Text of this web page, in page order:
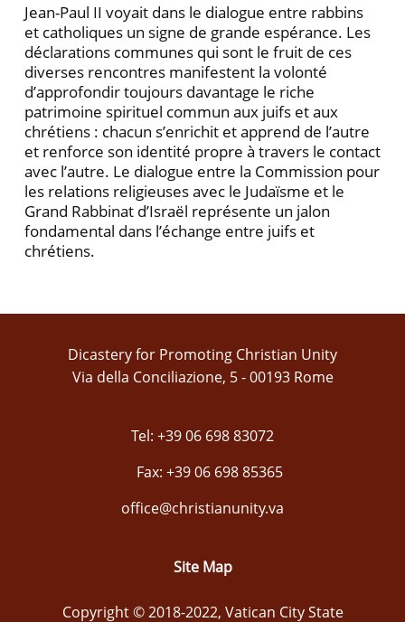
Jean-Paul II voyait dans le dialogue entre rabbins
et catholiques un signe de grande espérance. Les
déclarations communes qui sont le fruit de ces
diverses rencontres manifestent la volonté
d’approfondir toujours davantage le riche
patrimoine spirituel commun aux juifs et aux
chrétiens : chacun s’enrichit et apprend de l’autre
et renforce son identité propre à travers le contact
avec l’autre. Le dialogue entre la Commission pour
les relations religieuses avec le Judaïsme et le
Grand Rabbinat d’Israël représente un jalon
fondamental dans l’échange entre juifs et
chrétiens.
Dicastery for Promoting Christian Unity
Via della Conciliazione, 5 - 00193 Rome
Tel: +39 06 698 83072
Fax: +39 06 698 85365
office@christianunity.va
Site Map
Copyright © 2018-2022, Vatican City State